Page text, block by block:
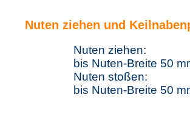
Nuten ziehen und
Nuten ziehen:
bis Nuten-Breite 50
Nuten stoßen:
bis Nuten-Breite 50